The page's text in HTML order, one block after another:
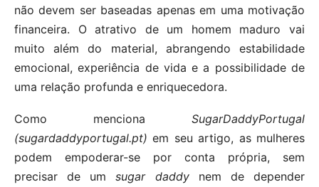
não devem ser baseadas apenas em uma motivação
financeira. O atrativo de um homem maduro vai
muito além do material, abrangendo estabilidade
emocional, experiência de vida e a possibilidade de
uma relação profunda e enriquecedora.
Como menciona SugarDaddyPortugal
(sugardaddyportugal.pt) em seu artigo, as mulheres
podem empoderar-se por conta própria, sem
precisar de umsugar daddynem de depender